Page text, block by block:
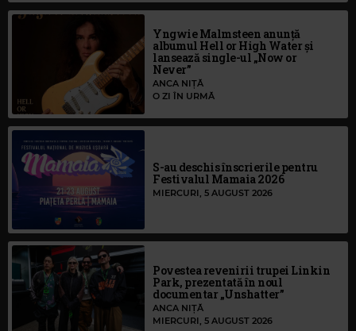
Yngwie Malmsteen anunță
albumul Hell or High Water și
lansează single-ul „Now or
Never”
ANCA NIȚĂ
O ZI ÎN URMĂ
S-au deschis înscrierile pentru
Festivalul Mamaia 2026
MIERCURI, 5 AUGUST 2026
Povestea revenirii trupei Linkin
Park, prezentată în noul
documentar „Unshatter”
ANCA NIȚĂ
MIERCURI, 5 AUGUST 2026